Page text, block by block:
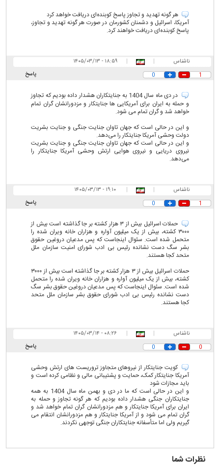
هر گونه تهدید و تجاوز پاسخ کوبنده‌ای دریافت خواهد کرد
آمریکا، اسرائیل و دشمنان کشورمان در صورت هر گونه تهدید و تجاوز،
پاسخ کوبنده‌ای دریافت خواهند کرد.
ناشناس |
|
۱۸:۵۹ - ۱۴۰۵/۰۳/۱۳
پاسخ
1
0
در دی ماه سال 1404 به جنایتکاران هشدار داده بودیم که تجاوز
و حمله به ایران برای آمریکایی ها جنایتکار و مزدورانشان گران تمام
خواهد شد و گران تمام می شود.
و این در حالی است که جهان تاوان جنایت جنگی و جنایت بشریت
دولت وحشی آمریکا جنایتکار را می‌دهد.
و این در حالی است که جهان تاوان جنایت جنگی و جنایت بشریت
نیروی دریایی و نیروی هوایی ارتش وحشی آمریکا جنایتکار را
می‌دهد.
ناشناس |
|
۱۹:۱۰ - ۱۴۰۵/۰۳/۱۳
پاسخ
1
0
حملات اسرائیل بیش از ۳ هزار کشته بر جا گذاشته است بیش از
۳۰۰۰ کشته، بیش از یک میلیون آواره و هزاران خانه ویران شده را
متحمل شده است. سئوال اینجاست که پس مدعیان دروغین حقوق
بشر سگ دست نشانده رئیس بی ادب شورای امنیت سازمان ملل
متحد کجا هستند.
حملات اسرائیل بیش از ۳ هزار کشته بر جا گذاشته است بیش از ۳۰۰۰
کشته، بیش از یک میلیون آواره و هزاران خانه ویران شده را متحمل
شده است. سئوال اینجاست که پس مدعیان دروغین حقوق بشر سگ
دست نشانده رئیس بی ادب شورای حقوق بشر سازمان ملل متحد
کجا هستند.
ناشناس |
|
۰۸:۲۶ - ۱۴۰۵/۰۳/۱۴
پاسخ
0
0
کویت جنایتکار از نیروهای متجاوز تروریست های ارتش وحشی
آمریکا جنایتکار کمک، حمایت و پشتیبانی مالی و نظامی کرده است و
باید مجازات شود
و این در حالی است که ما در دی و بهمن ماه سال 1404 به همه
جنایتکاران جنگی هشدار داده بودیم که هر گونه تجاوز و حمله به
ایران برای آمریکا جنایتکار و هم مزدورانشان گران تمام خواهد شد و
گران تمام می شود و از آمریکا جنایتکار و هم مزدورانشان انتقام می
گیریم ولی اما متأسفانه جنایتکاران جنگی توجهی نکردند.
نظرات شما